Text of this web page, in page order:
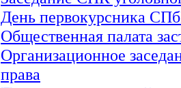
День первокурсника
Общественная палата
Организационное
права